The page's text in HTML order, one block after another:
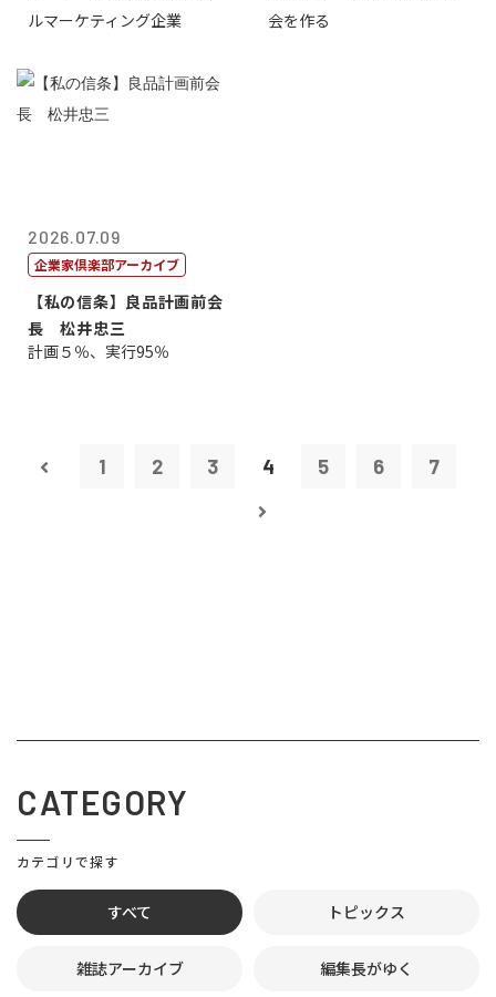
ルマーケティング企業
会を作る
2026.07.09
企業家倶楽部アーカイブ
【私の信条】良品計画前会
長 松井忠三
計画５％、実行95％
1 2 3 4 5 6 7
CATEGORY
カテゴリで探す
すべて トピックス
雑誌アーカイブ 編集長がゆく